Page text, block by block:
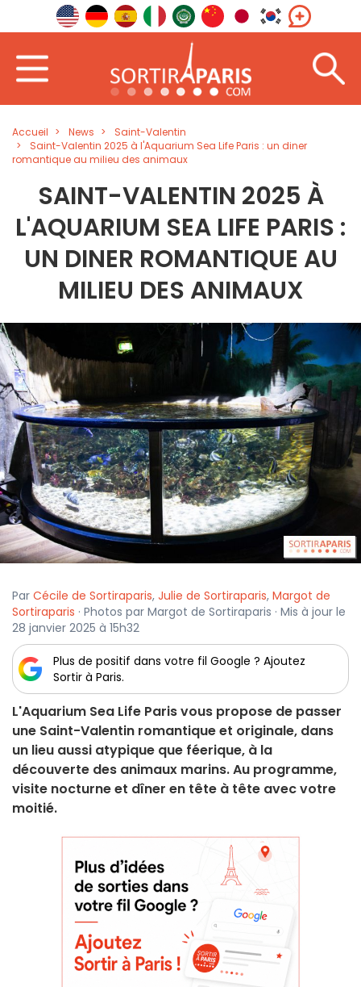
Accueil News
Saint-Valentin
Saint-Valentin 2025 à l'Aquarium Sea Life Paris : un diner
romantique au milieu des animaux
SAINT-VALENTIN 2025 À
L'AQUARIUM SEA LIFE PARIS :
UN DINER ROMANTIQUE AU
MILIEU DES ANIMAUX
Par Cécile de Sortiraparis, Julie de Sortiraparis, Margot de
Sortiraparis · Photos par Margot de Sortiraparis · Mis à jour le
28 janvier 2025 à 15h32
Plus de positif dans votre fil Google ? Ajoutez
Sortir à Paris.
L'Aquarium Sea Life Paris vous propose de passer
une Saint-Valentin romantique et originale, dans
un lieu aussi atypique que féerique, à la
découverte des animaux marins. Au programme,
visite nocturne et dîner en tête à tête avec votre
moitié.